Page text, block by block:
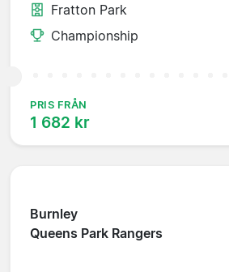
Fratton Park
Championship
PRIS FRÅN
1 682 kr
Burnley
Queens Park Rangers